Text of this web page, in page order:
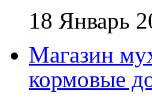
18 Январь
Магазин
кормовые